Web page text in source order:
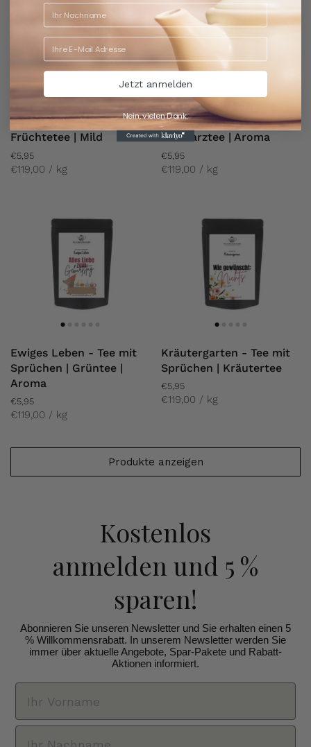
Cornflakes Chaos - Tee
mit Sprüchen |
Früchtetee | Mild
€5,95
€119,00 / kg
Gentleman's Toffee® -
Tee mit Sprüchen |
Schwarztee | Aroma
€5,95
€119,00 / kg
Ewiges Leben - Tee mit
Sprüchen | Grüntee |
Aroma
€5,95
€119,00 / kg
Kräutergarten - Tee mit
Sprüchen | Kräutertee
€5,95
€119,00 / kg
Produkte anzeigen
Kostenlos
anmelden und 5 %
sparen!
Abonnieren Sie unseren Newsletter und Sie erhalten einen 5
% Willkommensrabatt. In unserem Newsletter werden Sie
immer über aktuelle Angebote, Spar-Pakete und Rabatt-
Aktionen informiert.
Jetzt anmelden
Nein, vielen Dank.